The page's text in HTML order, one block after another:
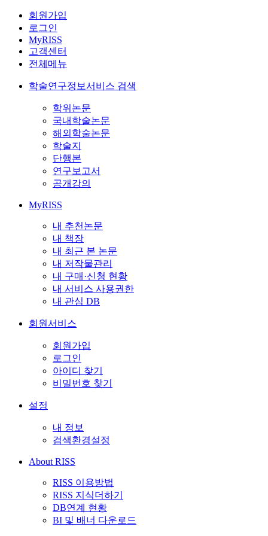
회원가입
로그인
MyRISS
고객센터
전체메뉴
학술연구정보서비스 검색
학위논문
국내학술논문
해외학술논문
학술지
단행본
연구보고서
공개강의
MyRISS
내 추천논문
내 책장
내 최근 본 논문
내 저작물관리
내 구매·신청 현황
내 서비스 사용권한
내 관심 DB
회원서비스
회원가입
로그인
아이디 찾기
비밀번호 찾기
설정
내 정보
검색환경설정
About RISS
RISS 이용방법
RISS 지식더하기
DB연계 현황
BI 및 배너 다운로드